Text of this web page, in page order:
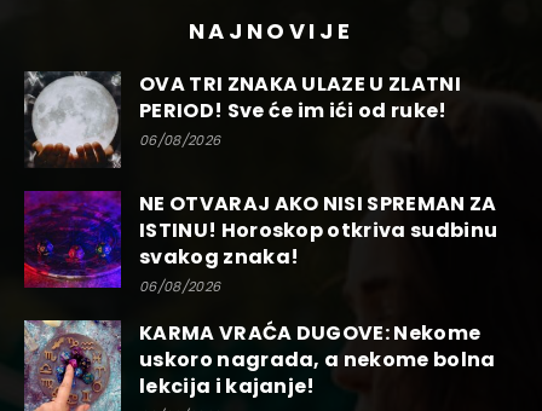
NAJNOVIJE
OVA TRI ZNAKA ULAZE U ZLATNI
PERIOD! Sve će im ići od ruke!
06/08/2026
NE OTVARAJ AKO NISI SPREMAN ZA
ISTINU! Horoskop otkriva sudbinu
svakog znaka!
06/08/2026
KARMA VRAĆA DUGOVE: Nekome
uskoro nagrada, a nekome bolna
lekcija i kajanje!